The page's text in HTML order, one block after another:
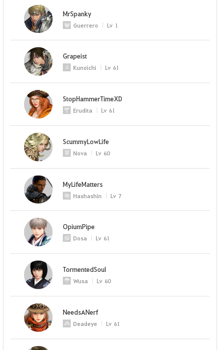
MrSpanky
Guerrero Lv 1
Grapeist
Kunoichi Lv 61
StopHammerTimeXD
Erudita Lv 61
ScummyLowLife
Nova Lv 60
MyLifeMatters
Hashashin Lv 7
OpiumPipe
Dosa Lv 61
TormentedSoul
Wusa Lv 60
NeedsANerf
Deadeye Lv 61